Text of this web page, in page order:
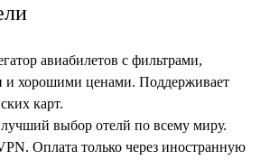
авиабилетов с фильтрами,
и хорошими ценами. Поддерживает
карт.
выбор отелй по всему миру.
Оплата только через иностранную